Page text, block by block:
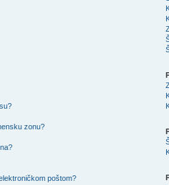
zonu?
poštom?